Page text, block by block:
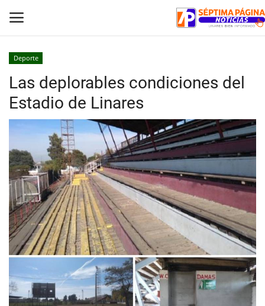
Inicio
Crónica
Tribunales
Deporte
Política
Deporte
Las deplorables condiciones del
Estadio de Linares